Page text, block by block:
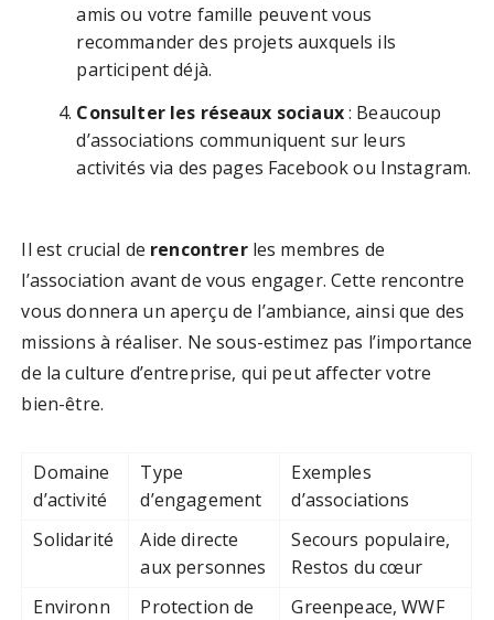
amis ou votre famille peuvent vous
recommander des projets auxquels ils
participent déjà.
Consulter les réseaux sociaux: Beaucoup
d’associations communiquent sur leurs
activités via des pages Facebook ou Instagram.
Il est crucial de rencontrerles membres de
l’association avant de vous engager. Cette rencontre
vous donnera un aperçu de l’ambiance, ainsi que des
missions à réaliser. Ne sous-estimez pas l’importance
de la culture d’entreprise, qui peut affecter votre
bien-être.
Domaine
d’activité
Type
d’engagement
Exemples
d’associations
Solidarité
Aide directe
aux personnes
Secours populaire,
Restos du cœur
Environn
Protection de
Greenpeace, WWF